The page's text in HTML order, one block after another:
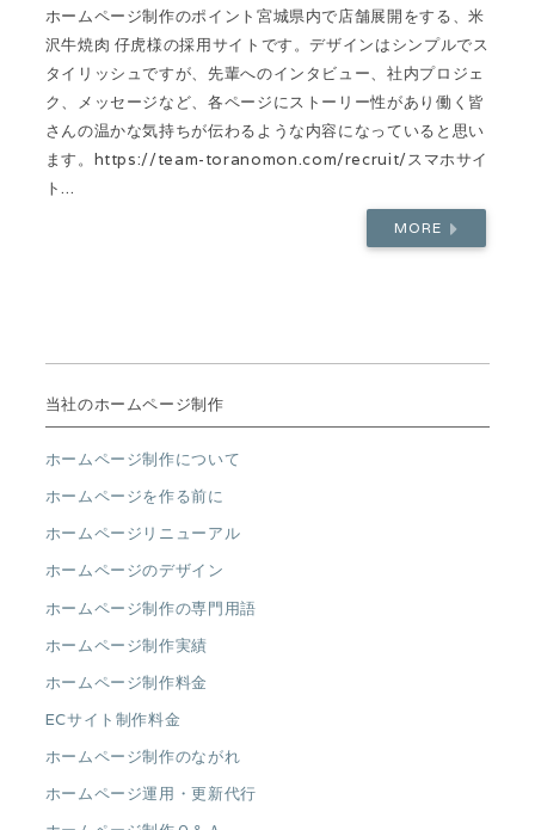
ホームページ制作のポイント宮城県内で店舗展開をする、米
沢牛焼肉 仔虎様の採用サイトです。デザインはシンプルでス
タイリッシュですが、先輩へのインタビュー、社内プロジェ
ク、メッセージなど、各ページにストーリー性があり働く皆
さんの温かな気持ちが伝わるような内容になっていると思い
ます。https://team-toranomon.com/recruit/スマホサイ
ト...
MORE
当社のホームページ制作
ホームページ制作について
ホームページを作る前に
ホームページリニューアル
ホームページのデザイン
ホームページ制作の専門用語
ホームページ制作実績
ホームページ制作料金
ECサイト制作料金
ホームページ制作のながれ
ホームページ運用・更新代行